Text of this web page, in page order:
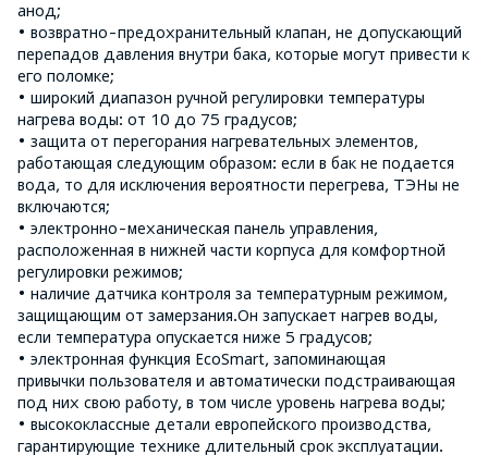
анод;
• возвратно-предохранительный клапан, не допускающий
перепадов давления внутри бака, которые могут привести к
его поломке;
• широкий диапазон ручной регулировки температуры
нагрева воды: от 10 до 75 градусов;
• защита от перегорания нагревательных элементов,
работающая следующим образом: если в бак не подается
вода, то для исключения вероятности перегрева, ТЭНы не
включаются;
• электронно-механическая панель управления,
расположенная в нижней части корпуса для комфортной
регулировки режимов;
• наличие датчика контроля за температурным режимом,
защищающим от замерзания.Он запускает нагрев воды,
если температура опускается ниже 5 градусов;
• электронная функция EcoSmart, запоминающая
привычки пользователя и автоматически подстраивающая
под них свою работу, в том числе уровень нагрева воды;
• высококлассные детали европейского производства,
гарантирующие технике длительный срок эксплуатации.